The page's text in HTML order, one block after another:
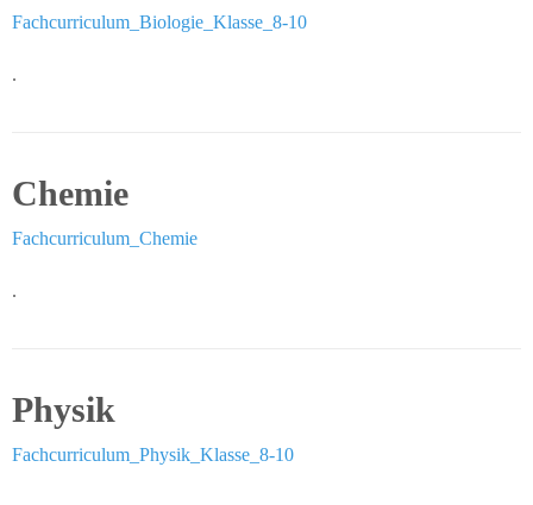
Fachcurriculum_Biologie_Klasse_8-10
.
Chemie
Fachcurriculum_Chemie
.
Physik
Fachcurriculum_Physik_Klasse_8-10
Jugendberufsagentur
sozialtherapeutischer
Downloads
Ergotherapie